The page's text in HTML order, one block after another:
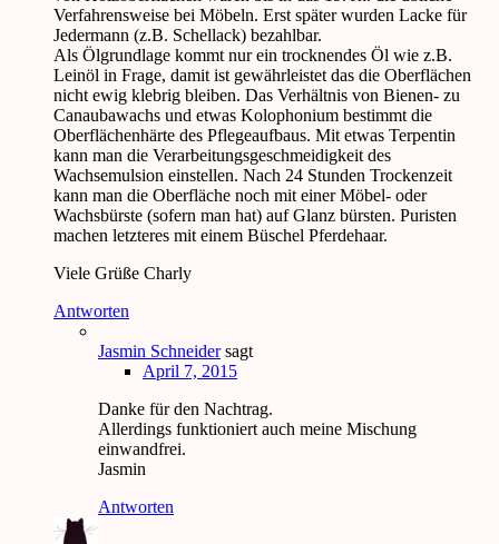
Verfahrensweise bei Möbeln. Erst später wurden Lacke für
Jedermann (z.B. Schellack) bezahlbar.
Als Ölgrundlage kommt nur ein trocknendes Öl wie z.B.
Leinöl in Frage, damit ist gewährleistet das die Oberflächen
nicht ewig klebrig bleiben. Das Verhältnis von Bienen- zu
Canaubawachs und etwas Kolophonium bestimmt die
Oberflächenhärte des Pflegeaufbaus. Mit etwas Terpentin
kann man die Verarbeitungsgeschmeidigkeit des
Wachsemulsion einstellen. Nach 24 Stunden Trockenzeit
kann man die Oberfläche noch mit einer Möbel- oder
Wachsbürste (sofern man hat) auf Glanz bürsten. Puristen
machen letzteres mit einem Büschel Pferdehaar.
Viele Grüße Charly
Antworten
Jasmin Schneider sagt
April 7, 2015
Danke für den Nachtrag.
Allerdings funktioniert auch meine Mischung
einwandfrei.
Jasmin
Antworten